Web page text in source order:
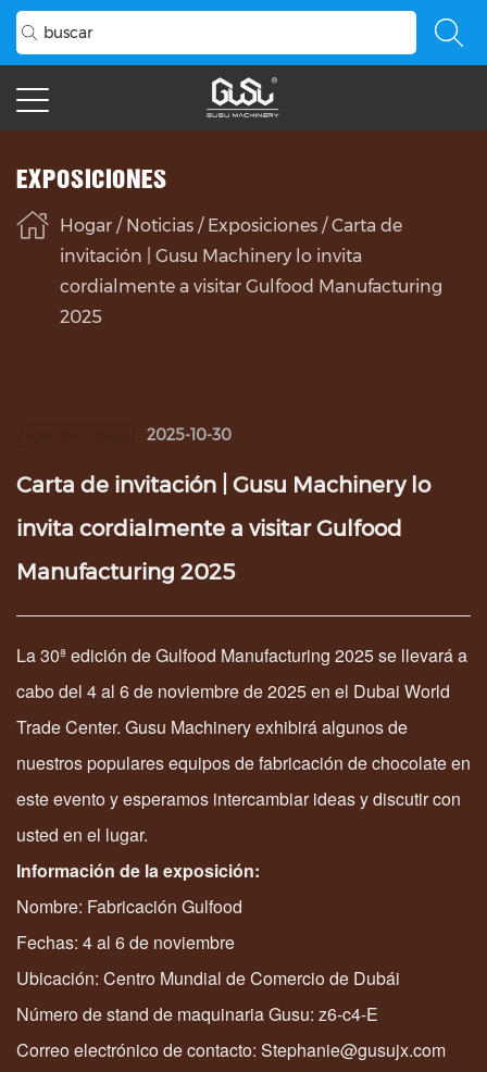
EXPOSICIONES
Hogar / Noticias / Exposiciones /Carta de
invitación | Gusu Machinery lo invita
cordialmente a visitar Gulfood Manufacturing
2025
2025-10-30
Carta de invitación | Gusu Machinery lo
invita cordialmente a visitar Gulfood
Manufacturing 2025
La 30ª edición de Gulfood Manufacturing 2025 se llevará a
cabo del 4 al 6 de noviembre de 2025 en el Dubai World
Trade Center. Gusu Machinery exhibirá algunos de
nuestros populares equipos de fabricación de chocolate en
este evento y esperamos intercambiar ideas y discutir con
usted en el lugar.
Información de la exposición:
Nombre: Fabricación Gulfood
Fechas: 4 al 6 de noviembre
Ubicación: Centro Mundial de Comercio de Dubái
Número de stand de maquinaria Gusu: z6-c4-E
Correo electrónico de contacto: Stephanie@gusujx.com